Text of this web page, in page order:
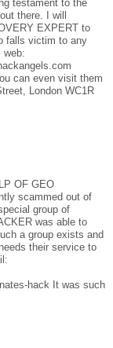
testament to the
there. I will
EXPERT to
falls victim to any
web:
can even visit them
London WC1R
OF GEO
scammed out of
group of
was able to
a group exists and
their service to
hack It was such